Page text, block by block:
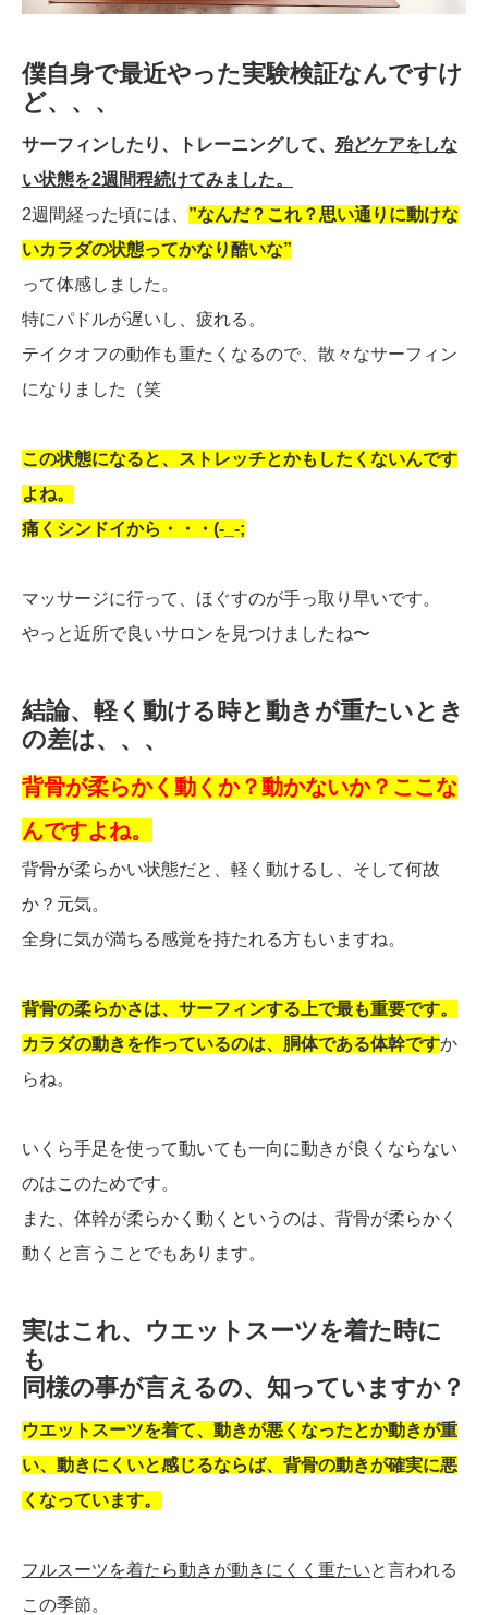
僕自身で最近やった実験検証なんですけ
ど、、、
サーフィンしたり、トレーニングして、 殆どケアをしな
い状態を2週間程続けてみました。
2週間経った頃には、 ”なんだ？これ？思い通りに動けな
いカラダの状態ってかなり酷いな”
って体感しました。
特にパドルが遅いし、疲れる。
テイクオフの動作も重たくなるので、散々なサーフィン
になりました（笑
この状態になると、ストレッチとかもしたくないんです
よね。
痛くシンドイから・・・(-_-;
マッサージに行って、ほぐすのが手っ取り早いです。
やっと近所で良いサロンを見つけましたね〜
結論、軽く動ける時と動きが重たいとき
の差は、、、
背骨が柔らかく動くか？動かないか？ここな
んですよね。
背骨が柔らかい状態だと、軽く動けるし、そして何故
か？元気。
全身に気が満ちる感覚を持たれる方もいますね。
背骨の柔らかさは、サーフィンする上で最も重要です。
カラダの動きを作っているのは、胴体である体幹ですか
らね。
いくら手足を使って動いても一向に動きが良くならない
のはこのためです。
また、体幹が柔らかく動くというのは、背骨が柔らかく
動くと言うことでもあります。
実はこれ、ウエットスーツを着た時に
も
同様の事が言えるの、知っていますか？
ウエットスーツを着て、動きが悪くなったとか動きが重
い、動きにくいと感じるならば、背骨の動きが確実に悪
くなっています。
フルスーツを着たら動きが動きにくく重たいと言われる
この季節。